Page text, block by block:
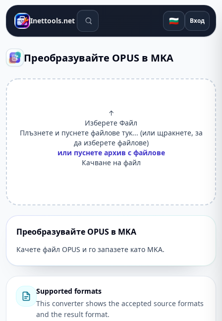
Inettools.net Инструменти за търсене🇧🇬 Вход
Преобразувайте OPUS в MKA
↑
Изберете Файл
Плъзнете и пуснете файлове тук... (или щракнете, за
да изберете файлове)
или пуснете архив с файлове
Качване на файл
Преобразувайте OPUS в MKA
Качете файл OPUS и го запазете като MKA.
Supported formats
This converter shows the accepted source formats
and the result format.